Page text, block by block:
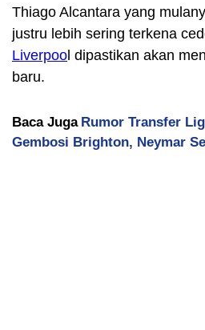
Thiago Alcantara yang
justru lebih sering terkena
Liverpool dipastikan akan
baru.
Baca Juga Rumor Transfer
Gembosi Brighton, Neymar